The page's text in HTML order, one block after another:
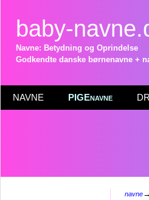
baby-
Navne: Betydning og Oprindelse
Godkendte danske børnenavne +
NAVNE PIGEnavne
navne→